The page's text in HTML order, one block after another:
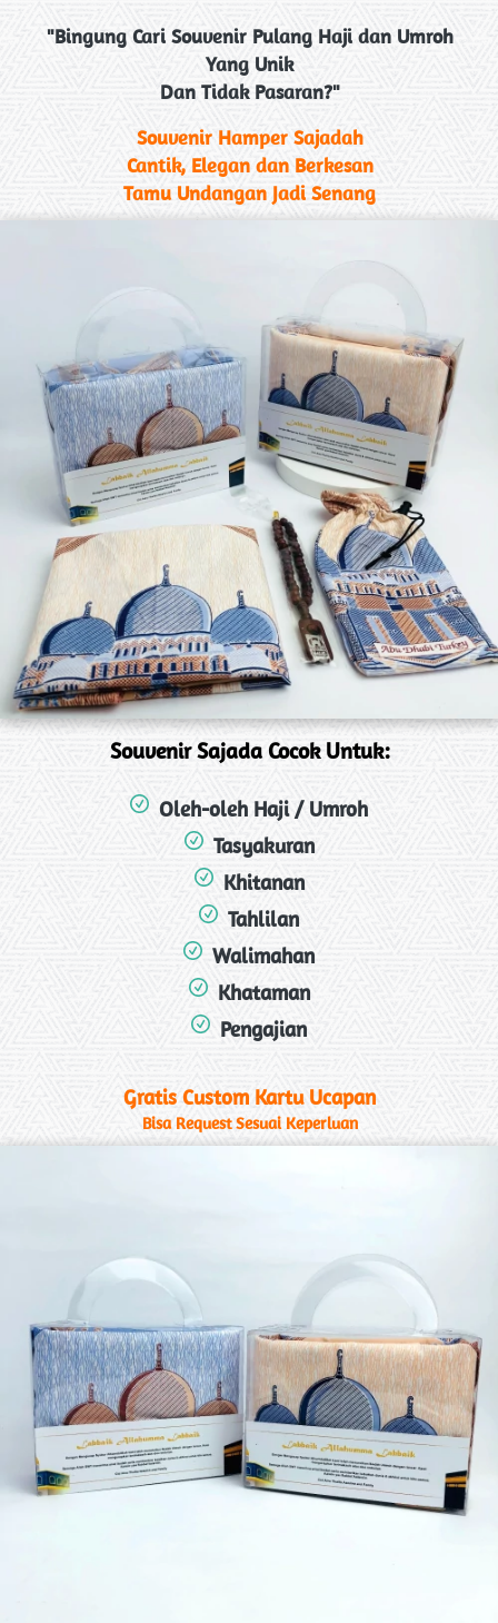
"Bingung Cari Souvenir Pulang Haji dan Umroh
Yang Unik
Dan Tidak Pasaran?"
Souvenir Hamper Sajadah
Cantik, Elegan dan Berkesan
Tamu Undangan Jadi Senang
Souvenir Sajada Cocok Untuk:
Oleh-oleh Haji / Umroh
Tasyakuran
Khitanan
Tahlilan
Walimahan
Khataman
Pengajian
Gratis Custom Kartu Ucapan
Bisa Request Sesuai Keperluan